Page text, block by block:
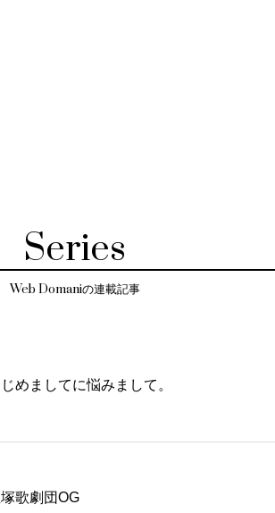
Series
Web Domaniの連載記事
めましてに悩みまして。
歌劇団OG